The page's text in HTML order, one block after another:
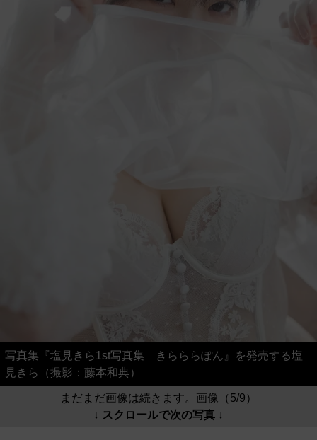
写真集『塩見きら1st写真集 きらららぽん』を発売する塩
見きら（撮影：藤本和典）
まだまだ画像は続きます。画像（5/9）
↓ スクロールで次の写真 ↓